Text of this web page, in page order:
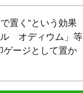
置く”という効果
゠オディウム」等
ゲージとして置か